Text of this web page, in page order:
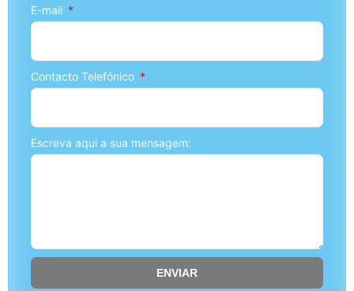
E-mail
Contacto Telefónico
Escreva aqui a sua mensagem:
ENVIAR